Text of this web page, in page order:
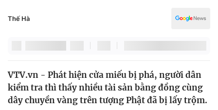
Thế giới
Giáo dục
Thế Hà
VTV.vn - Phát hiện cửa miếu bị phá, người dân
kiểm tra thì thấy nhiều tài sản bằng đồng cùng
dây chuyền vàng trên tượng Phật đã bị lấy trộm.